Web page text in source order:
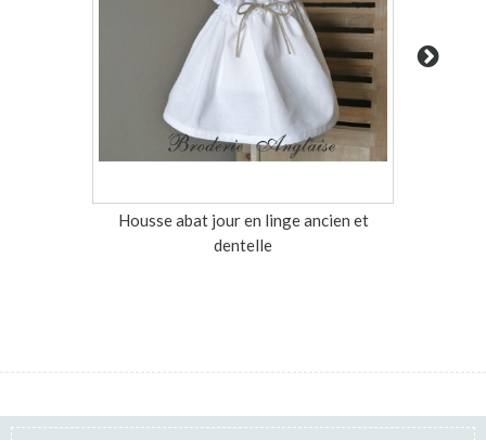
Housse abat jour en linge ancien et
dentelle